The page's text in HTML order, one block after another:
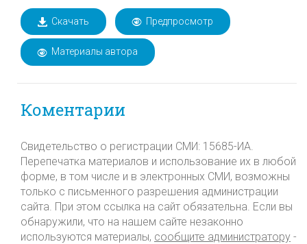
Скачать Предпросмотр
Материалы автора
Коментарии
Свидетельство о регистрации СМИ: 15685-ИА.
Перепечатка материалов и использование их в любой
форме, в том числе и в электронных СМИ, возможны
только с письменного разрешения администрации
сайта. При этом ссылка на сайт обязательна. Если вы
обнаружили, что на нашем сайте незаконно
используются материалы, сообщите администратору -